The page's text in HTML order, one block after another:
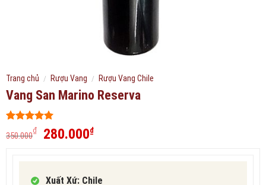
Trang chủ / Rượu Vang / Rượu Vang Chile
Vang San Marino Reserva
trên 5
dựa trên
350.000₫
Giá
350.000₫.
280.000₫Giá
là:
Xuất Xứ: Chile